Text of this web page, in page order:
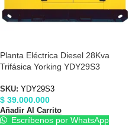
Planta Eléctrica Diesel 28Kva
Trifásica Yorking YDY29S3
SKU: YDY29S3
$ 39.000.000
Añadir Al Carrito
Escríbenos por WhatsApp